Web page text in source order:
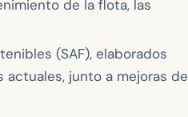
de la flota, las
(SAF), elaborados
junto a mejoras de